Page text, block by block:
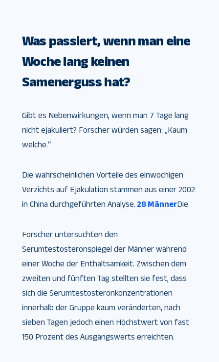
Was passiert, wenn man eine
Woche lang keinen
Samenerguss hat?
Gibt es Nebenwirkungen, wenn man 7 Tage lang
nicht ejakuliert? Forscher würden sagen: „Kaum
welche.“
Die wahrscheinlichen Vorteile des einwöchigen
Verzichts auf Ejakulation stammen aus einer 2002
in China durchgeführten Analyse. 28 MännerDie
Forscher untersuchten den
Serumtestosteronspiegel der Männer während
einer Woche der Enthaltsamkeit. Zwischen dem
zweiten und fünften Tag stellten sie fest, dass
sich die Serumtestosteronkonzentrationen
innerhalb der Gruppe kaum veränderten, nach
sieben Tagen jedoch einen Höchstwert von fast
150 Prozent des Ausgangswerts erreichten.